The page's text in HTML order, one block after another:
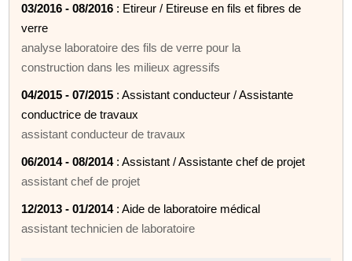
03/2016 - 08/2016 : Etireur / Etireuse en fils et fibres de
verre
analyse laboratoire des fils de verre pour la
construction dans les milieux agressifs
04/2015 - 07/2015 : Assistant conducteur / Assistante
conductrice de travaux
assistant conducteur de travaux
06/2014 - 08/2014: Assistant / Assistante chef de projet
assistant chef de projet
12/2013 - 01/2014: Aide de laboratoire médical
assistant technicien de laboratoire